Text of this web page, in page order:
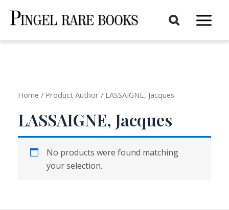
Main
Home / Product Author / LASSAIGNE, Jacques
LASSAIGNE, Jacques
No products were found matching
your selection.